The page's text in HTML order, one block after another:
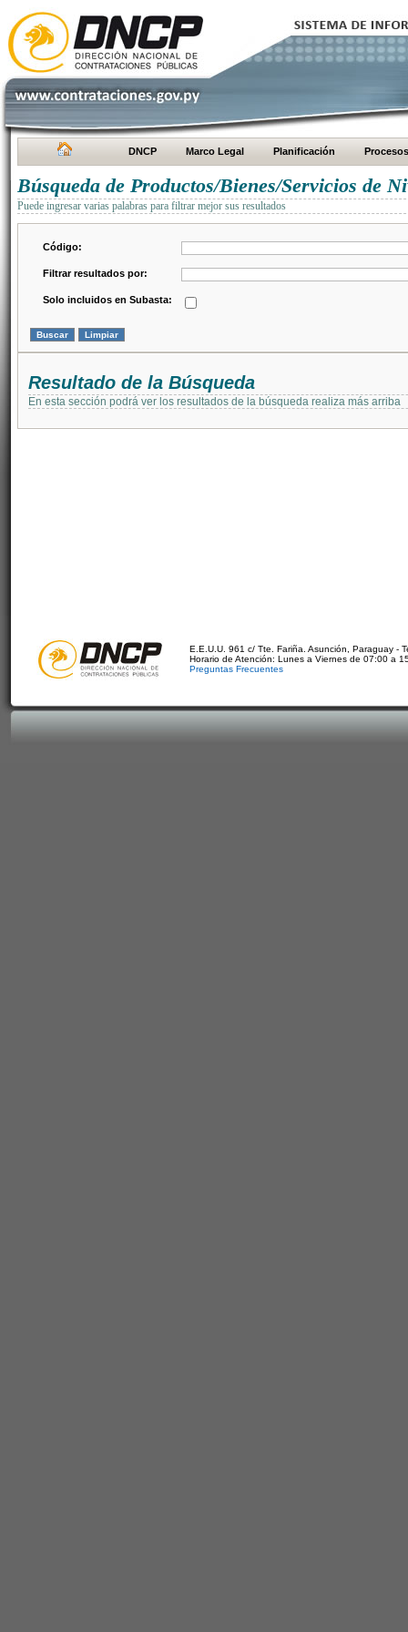
DNCP Marco Legal Planificación Procesos
Búsqueda de Productos/Bienes/Servicios de
Puede ingresar varias palabras para filtrar mejor sus resultados
Código:
Filtrar resultados por:
Solo incluidos en Subasta:
Resultado de la Búsqueda
En esta sección podrá ver los resultados de la búsqueda realiza más arriba
E.E.U.U. 961 c/ Tte. Fariña. Asunción, Paraguay -
Horario de Atención: Lunes a Viernes de 07:00 a
Preguntas Frecuentes